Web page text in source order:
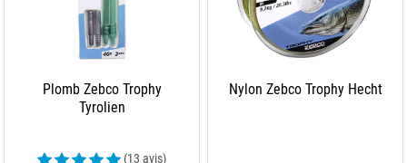
Plomb Zebco Trophy
Tyrolien
(13 avis)
Nylon Zebco Trophy Hecht